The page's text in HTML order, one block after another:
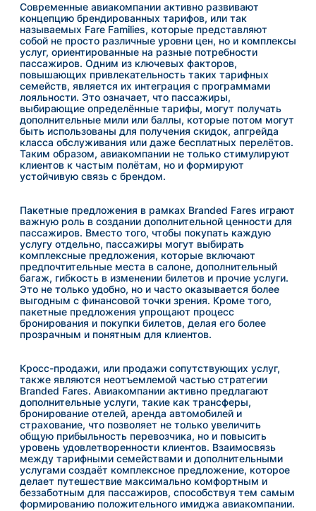
Современные авиакомпании активно развивают
концепцию брендированных тарифов, или так
называемых Fare Families, которые представляют
собой не просто различные уровни цен, но и комплексы
услуг, ориентированные на разные потребности
пассажиров. Одним из ключевых факторов,
повышающих привлекательность таких тарифных
семейств, является их интеграция с программами
лояльности. Это означает, что пассажиры,
выбирающие определённые тарифы, могут получать
дополнительные мили или баллы, которые потом могут
быть использованы для получения скидок, апгрейда
класса обслуживания или даже бесплатных перелётов.
Таким образом, авиакомпании не только стимулируют
клиентов к частым полётам, но и формируют
устойчивую связь с брендом.
Пакетные предложения в рамках Branded Fares играют
важную роль в создании дополнительной ценности для
пассажиров. Вместо того, чтобы покупать каждую
услугу отдельно, пассажиры могут выбирать
комплексные предложения, которые включают
предпочтительные места в салоне, дополнительный
багаж, гибкость в изменении билетов и прочие услуги.
Это не только удобно, но и часто оказывается более
выгодным с финансовой точки зрения. Кроме того,
пакетные предложения упрощают процесс
бронирования и покупки билетов, делая его более
прозрачным и понятным для клиентов.
Кросс-продажи, или продажи сопутствующих услуг,
также являются неотъемлемой частью стратегии
Branded Fares. Авиакомпании активно предлагают
дополнительные услуги, такие как трансферы,
бронирование отелей, аренда автомобилей и
страхование, что позволяет не только увеличить
общую прибыльность перевозчика, но и повысить
уровень удовлетворенности клиентов. Взаимосвязь
между тарифными семействами и дополнительными
услугами создаёт комплексное предложение, которое
делает путешествие максимально комфортным и
беззаботным для пассажиров, способствуя тем самым
формированию положительного имиджа авиакомпании.